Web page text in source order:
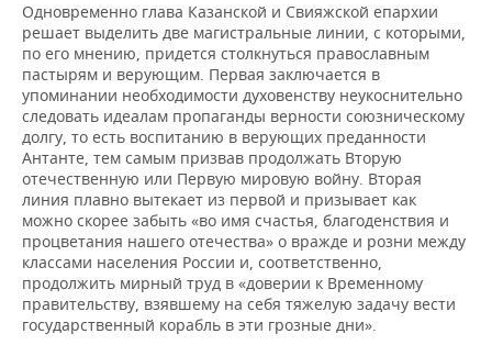
Одновременно глава Казанской и Свияжской епархии
решает выделить две магистральные линии, с которыми,
по его мнению, придется столкнуться православным
пастырям и верующим. Первая заключается в
упоминании необходимости духовенству неукоснительно
следовать идеалам пропаганды верности союзническому
долгу, то есть воспитанию в верующих преданности
Антанте, тем самым призвав продолжать Вторую
отечественную или Первую мировую войну. Вторая
линия плавно вытекает из первой и призывает как
можно скорее забыть «во имя счастья, благоденствия и
процветания нашего отечества» о вражде и розни между
классами населения России и, соответственно,
продолжить мирный труд в «доверии к Временному
правительству, взявшему на себя тяжелую задачу вести
государственный корабль в эти грозные дни».